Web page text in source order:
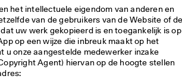
het intellectuele eigendom van anderen en
van de gebruikers van de Website of
uw werk gekopieerd is en toegankelijk is op
op een wijze die inbreuk maakt op het
u onze aangestelde medewerker inzake
Agent) hiervan op de hoogte stellen